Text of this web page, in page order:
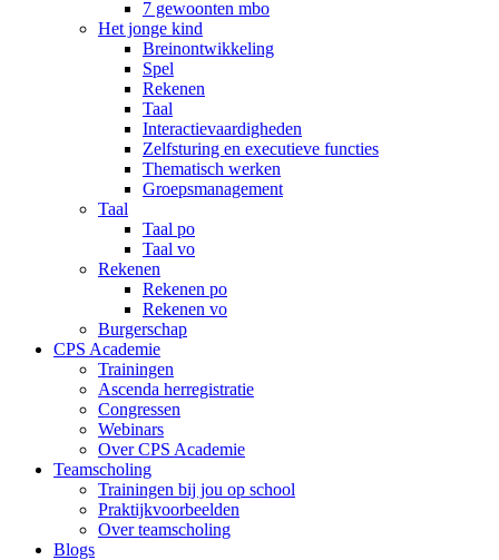
7 gewoonten mbo
Het jonge kind
Breinontwikkeling
Spel
Rekenen
Taal
Interactievaardigheden
Zelfsturing en executieve functies
Thematisch werken
Groepsmanagement
Taal
Taal po
Taal vo
Rekenen
Rekenen po
Rekenen vo
Burgerschap
CPS Academie
Trainingen
Ascenda herregistratie
Congressen
Webinars
Over CPS Academie
Teamscholing
Trainingen bij jou op school
Praktijkvoorbeelden
Over teamscholing
Blogs